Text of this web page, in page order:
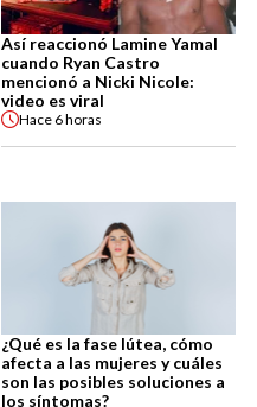
Así reaccionó Lamine Yamal
cuando Ryan Castro
mencionó a Nicki Nicole:
video es viral
Hace 6 horas
¿Qué es la fase lútea, cómo
afecta a las mujeres y cuáles
son las posibles soluciones a
los síntomas?